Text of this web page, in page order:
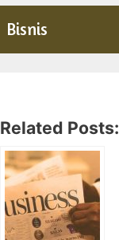
Bisnis
Related Posts: